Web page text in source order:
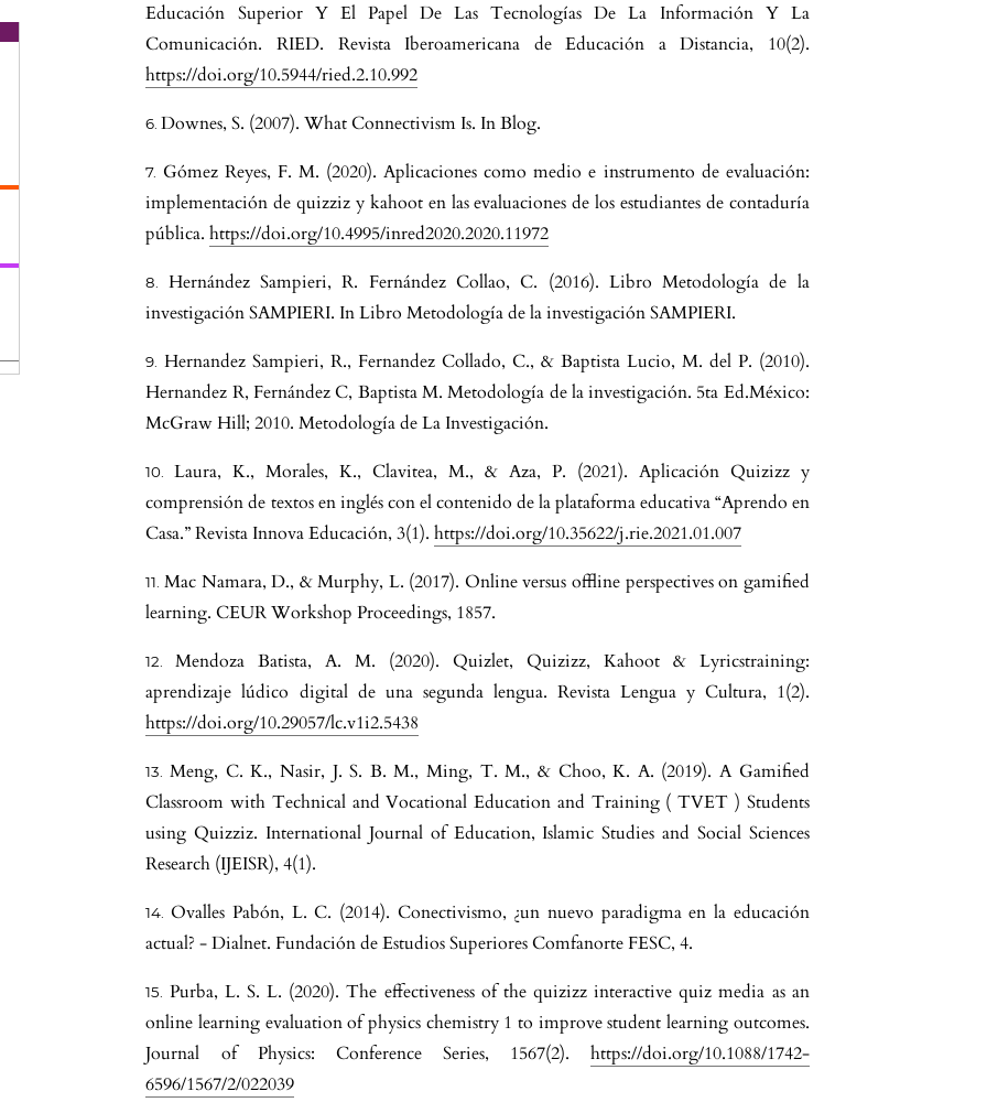
Educación Superior Y El Papel De Las Tecnologías De La Información Y La
Comunicación. RIED. Revista Iberoamericana de Educación a Distancia, 10(2).
https://doi.org/10.5944/ried.2.10.992
Downes, S. (2007). What Connectivism Is. In Blog.
Gómez Reyes, F. M. (2020). Aplicaciones como medio e instrumento de evaluación:
implementación de quizziz y kahoot en las evaluaciones de los estudiantes de contaduría
pública.https://doi.org/10.4995/inred2020.2020.11972
Hernández Sampieri, R. Fernández Collao, C. (2016). Libro Metodología de la
investigación SAMPIERI. In Libro Metodología de la investigación SAMPIERI.
Hernandez Sampieri, R., Fernandez Collado, C., & Baptista Lucio, M. del P. (2010).
Hernandez R, Fernández C, Baptista M. Metodología de la investigación. 5ta Ed.México:
McGraw Hill; 2010. Metodología de La Investigación.
Laura, K., Morales, K., Clavitea, M., & Aza, P. (2021). Aplicación Quizizz y
comprensión de textos en inglés con el contenido de la plataforma educativa “Aprendo en
Casa.” Revista Innova Educación, 3(1).https://doi.org/10.35622/j.rie.2021.01.007
Mac Namara, D., & Murphy, L. (2017). Online versus offline perspectives on gamified
learning. CEUR Workshop Proceedings, 1857.
Mendoza Batista, A. M. (2020). Quizlet, Quizizz, Kahoot & Lyricstraining:
aprendizaje lúdico digital de una segunda lengua. Revista Lengua y Cultura, 1(2).
https://doi.org/10.29057/lc.v1i2.5438
Meng, C. K., Nasir, J. S. B. M., Ming, T. M., & Choo, K. A. (2019). A Gamified
Classroom with Technical and Vocational Education and Training ( TVET ) Students
using Quizziz. International Journal of Education, Islamic Studies and Social Sciences
Research (IJEISR), 4(1).
Ovalles Pabón, L. C. (2014). Conectivismo, ¿un nuevo paradigma en la educación
actual? - Dialnet. Fundación de Estudios Superiores Comfanorte FESC, 4.
Purba, L. S. L. (2020). The effectiveness of the quizizz interactive quiz media as an
online learning evaluation of physics chemistry 1 to improve student learning outcomes.
Journal of Physics: Conference Series, 1567(2). https://doi.org/10.1088/1742-
6596/1567/2/022039